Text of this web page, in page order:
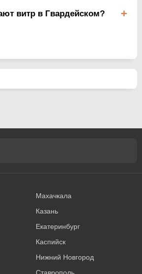
витр в Гвардейском?
Махачкала
Казань
Екатеринбург
Каспийск
Нижний Новгород